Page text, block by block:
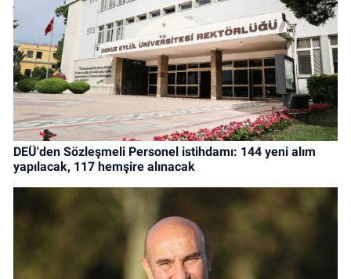
DEÜ'den Sözleşmeli Personel istihdamı: 144 yeni alım
yapılacak, 117 hemşire alınacak